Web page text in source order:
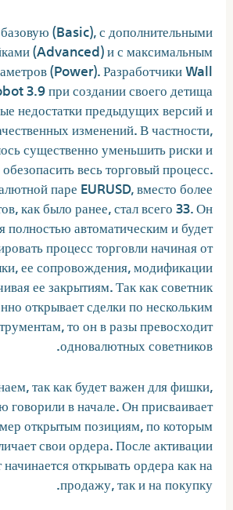
(Basic), с дополнительными
(Advanced) и с максимальным
(Power). Разработчики Wall
3.9 при создании своего детища
недостатки предыдущих версий и
изменений. В частности,
существенно уменьшить риски и
весь торговый процесс.
паре EURUSD, вместо более
как было ранее, стал всего 33. Он
полностью автоматическим и будет
процесс торговли начиная от
ее сопровождения, модификации
ее закрытиям. Так как советник
открывает сделки по нескольким
то он в разы превосходит
одновалютных советников.
так как будет важен для фишки,
говорили в начале. Он присваивает
открытым позициям, по которым
свои ордера. После активации
начинается открывать ордера как на
продажу, так и на покупку.